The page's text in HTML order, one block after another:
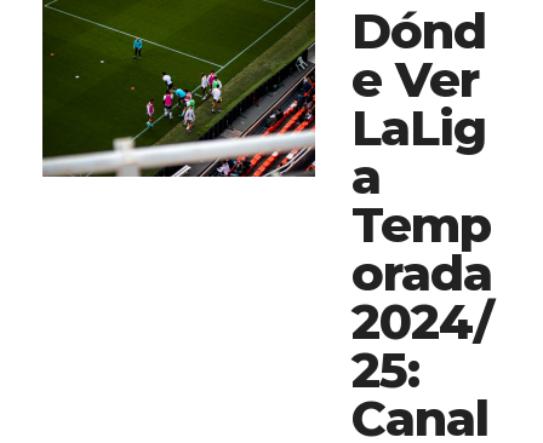
Dónd
e Ver
LaLig
a
Temp
orada
2024/
25:
Canal